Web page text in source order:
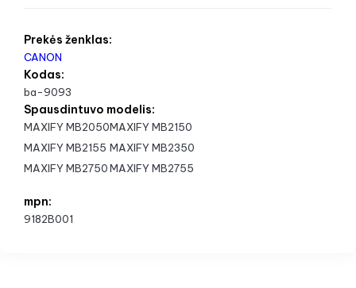
Prekės ženklas:
CANON
Kodas:
ba-9093
Spausdintuvo modelis:
MAXIFY MB2050MAXIFY MB2150
MAXIFY MB2155 MAXIFY MB2350
MAXIFY MB2750MAXIFY MB2755
mpn:
9182B001